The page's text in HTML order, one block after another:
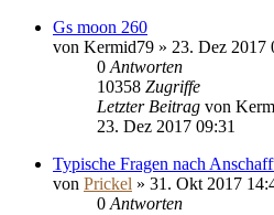
Gs moon 260
von Kermid79 » 23. Dez 2017
0 Antworten
10358 Zugriffe
Letzter Beitrag von
23. Dez 2017 09:31
Typische Fragen nach
von Prickel » 31. Okt 2017
0 Antworten